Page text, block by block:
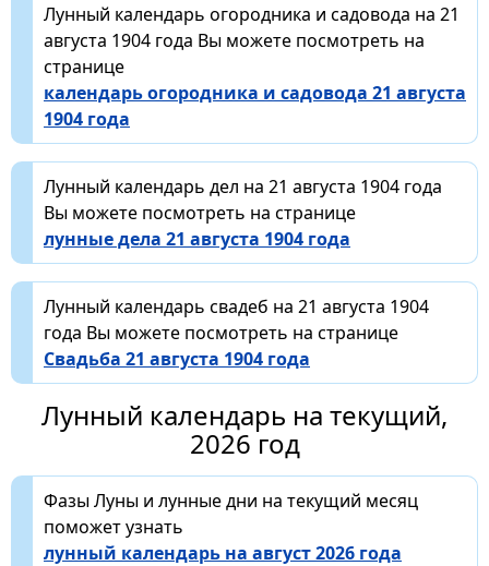
Лунный календарь огородника и садовода на 21
августа 1904 года Вы можете посмотреть на
странице
календарь огородника и садовода 21 августа
1904 года
Лунный календарь дел на 21 августа 1904 года
Вы можете посмотреть на странице
лунные дела 21 августа 1904 года
Лунный календарь свадеб на 21 августа 1904
года Вы можете посмотреть на странице
Свадьба 21 августа 1904 года
Лунный календарь на текущий,
2026 год
Фазы Луны и лунные дни на текущий месяц
поможет узнать
лунный календарь на август 2026 года